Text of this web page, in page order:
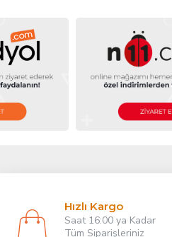
Hızlı Kargo
Saat 16:00 ya Kadar
Tüm Siparişleriniz